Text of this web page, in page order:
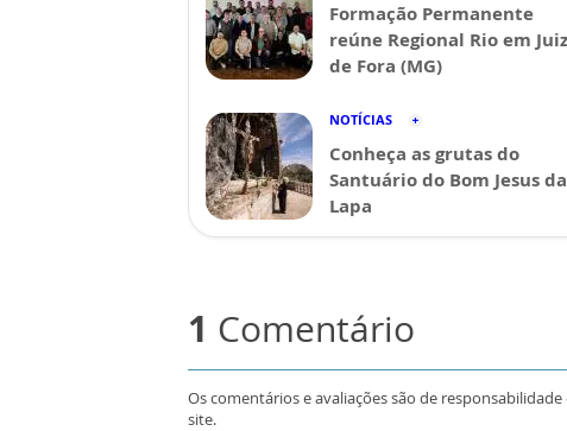
Formação Permanente
reúne Regional Rio em Juiz
de Fora (MG)
NOTÍCIAS
Conheça as grutas do
Santuário do Bom Jesus da
Lapa
1 Comentário
Os comentários e avaliações são de
site.